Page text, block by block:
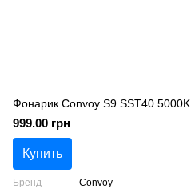
Фонарик Convoy S9 SST40 5000K
999.00 грн
Купить
Бренд
Convoy